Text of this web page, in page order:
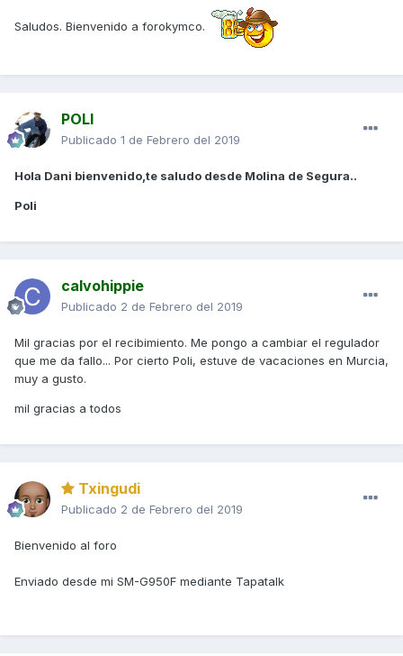
Saludos. Bienvenido a forokymco.
POLI
Publicado 1 de Febrero del 2019
Hola Dani bienvenido,te saludo desde Molina de Segura..
Poli
calvohippie
Publicado 2 de Febrero del 2019
Mil gracias por el recibimiento. Me pongo a cambiar el regulador
que me da fallo... Por cierto Poli, estuve de vacaciones en Murcia,
muy a gusto.
mil gracias a todos
Txingudi
Publicado 2 de Febrero del 2019
Bienvenido al foro
Enviado desde mi SM-G950F mediante Tapatalk